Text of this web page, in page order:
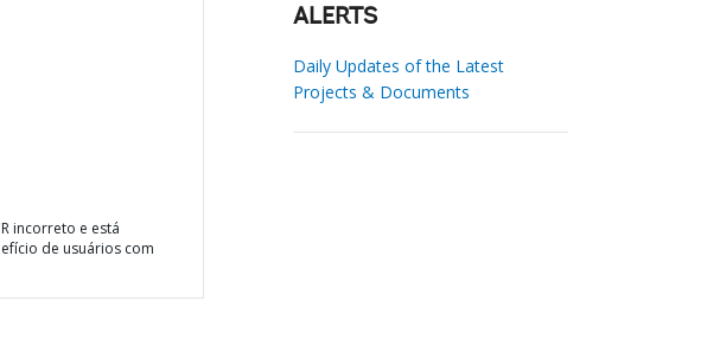
incorreto e está
de usuários com
ALERTS
Daily Updates of the Latest
Projects & Documents